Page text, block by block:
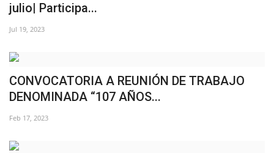
Foro Internacional Nasser
Contacto
Egipto
Nuestro Equipo
Herencia de Jamal Abdel-Nasser
julio| Participa...
Jul 19, 2023
CONVOCATORIA A REUNIÓN DE TRABAJO
DENOMINADA “107 AÑOS...
Feb 17, 2023